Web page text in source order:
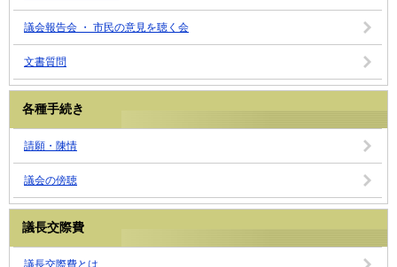
議会報告会 ・ 市民の意見を聴く会
文書質問
各種手続き
請願・陳情
議会の傍聴
議長交際費
議長交際費とは